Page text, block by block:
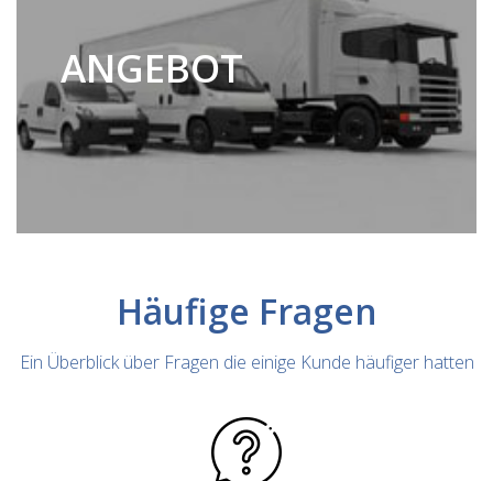
ANGEBOT
Häufige Fragen
Ein Überblick über Fragen die einige Kunde häufiger hatten